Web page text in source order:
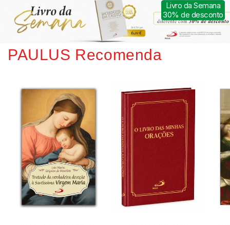
Livro da Semana
30% de desconto
PAULUS Recomenda